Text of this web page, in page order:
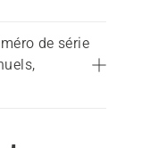
de série